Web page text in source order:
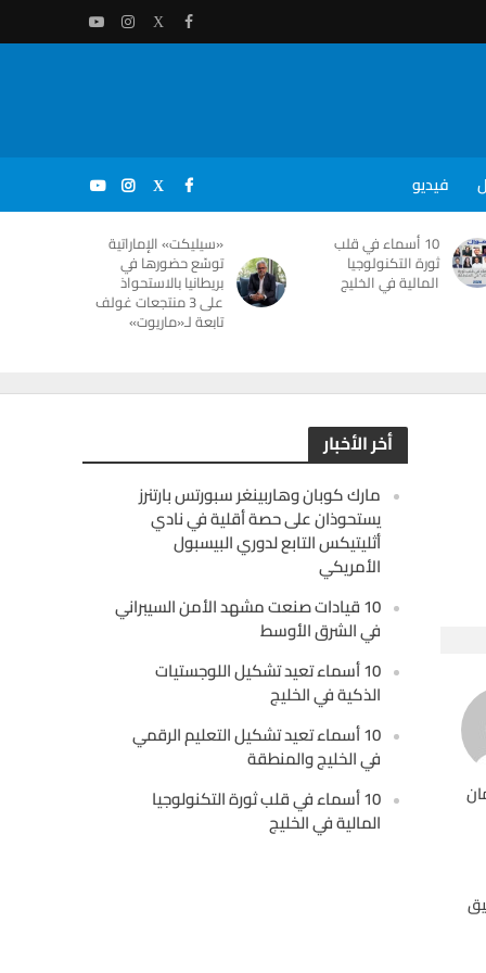
فيديو
10 أسماء في قلب
ثورة التكنولوجيا
المالية في الخليج
«سيليكت» الإماراتية
توسّع حضورها في
بريطانيا بالاستحواذ
على 3 منتجعات غولف
تابعة لـ«ماريوت»
أخر الأخبار
مارك كوبان وهاربينغر سبورتس بارتنرز
يستحوذان على حصة أقلية في نادي
أثليتيكس التابع لدوري البيسبول
الأمريكي
10 قيادات صنعت مشهد الأمن السيبراني
في الشرق الأوسط
10 أسماء تعيد تشكيل اللوجستيات
الذكية في الخليج
10 أسماء تعيد تشكيل التعليم الرقمي
في الخليج والمنطقة
10 أسماء في قلب ثورة التكنولوجيا
المالية في الخليج